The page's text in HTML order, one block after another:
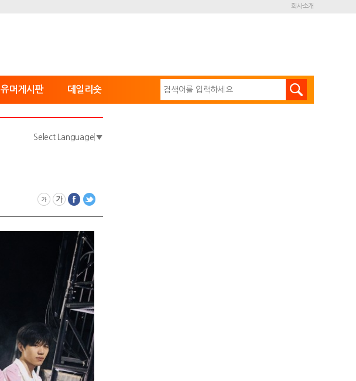
회사소개
유머게시판 데일리숏
Select Language ▼